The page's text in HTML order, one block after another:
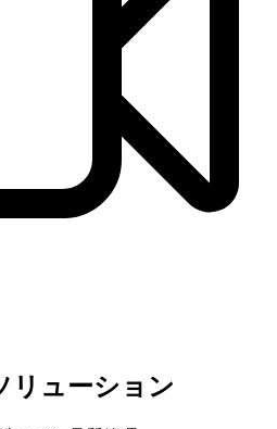
リューション